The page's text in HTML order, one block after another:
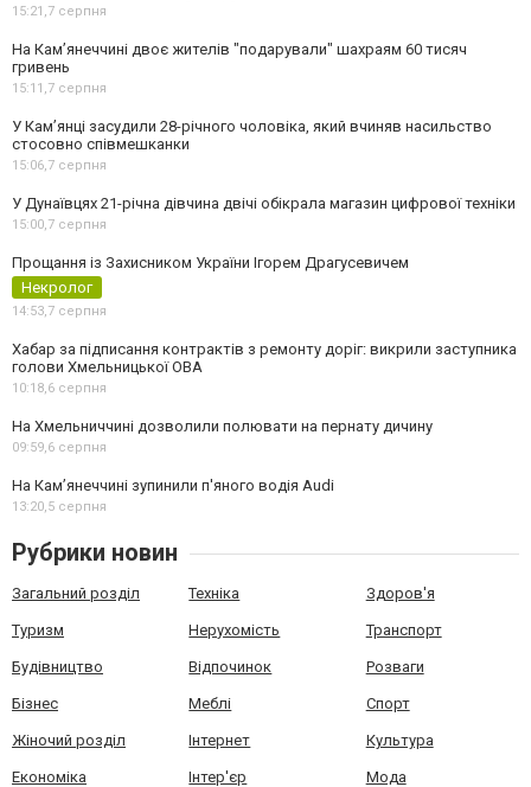
15:21,7 серпня
На Камʼянеччині двоє жителів "подарували" шахраям 60 тисяч
гривень
15:11,7 серпня
У Камʼянці засудили 28-річного чоловіка, який вчиняв насильство
стосовно співмешканки
15:06,7 серпня
У Дунаївцях 21-річна дівчина двічі обікрала магазин цифрової техніки
15:00,7 серпня
Прощання із Захисником України Ігорем Драгусевичем
Некролог
14:53,7 серпня
Хабар за підписання контрактів з ремонту доріг: викрили заступника
голови Хмельницької ОВА
10:18,6 серпня
На Хмельниччині дозволили полювати на пернату дичину
09:59,6 серпня
На Камʼянеччині зупинили п'яного водія Audi
13:20,5 серпня
Рубрики новин
Загальний розділ Техніка Здоров'я
Туризм Нерухомість Транспорт
Будівництво Відпочинок Розваги
Бізнес Меблі Спорт
Жіночий розділ Інтернет Культура
Економіка Інтер'єр Мода